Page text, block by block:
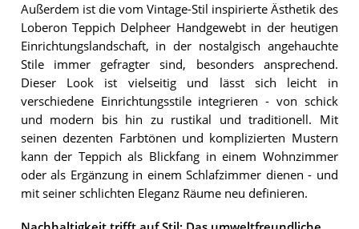
Außerdem ist die vom Vintage-Stil inspirierte Ästhetik des
Loberon Teppich Delpheer Handgewebt in der heutigen
Einrichtungslandschaft, in der nostalgisch angehauchte
Stile immer gefragter sind, besonders ansprechend.
Dieser Look ist vielseitig und lässt sich leicht in
verschiedene Einrichtungsstile integrieren - von schick
und modern bis hin zu rustikal und traditionell. Mit
seinen dezenten Farbtönen und komplizierten Mustern
kann der Teppich als Blickfang in einem Wohnzimmer
oder als Ergänzung in einem Schlafzimmer dienen - und
mit seiner schlichten Eleganz Räume neu definieren.